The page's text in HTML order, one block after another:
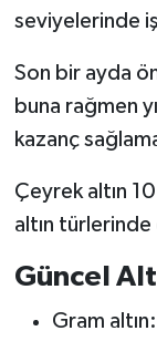
seviyelerinde
Son bir ayda
buna rağmen
kazanç
Çeyrek altın
altın
Güncel
Gram